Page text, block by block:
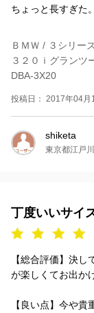
ちょっと長すぎた
ＢＭＷ / ３シリー
３２０ｉグランツ
DBA-3X20
投稿日： 2017年04月
shiketa
東京都江戸
丁度いいサイ
【総合評価】決
が楽しくてお出か
【良い点】今や